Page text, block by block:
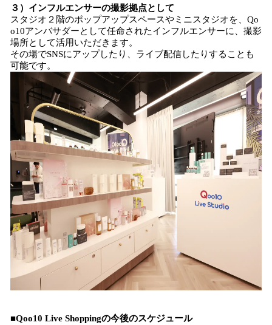
３）インフルエンサーの撮影拠点として
スタジオ２階のポップアップスペースやミニスタジオを、Qo
o10アンバサダーとして任命されたインフルエンサーに、撮影
場所として活用いただきます。
その場でSNSにアップしたり、ライブ配信したりすることも
可能です。
■Qoo10 Live Shoppingの今後のスケジュール